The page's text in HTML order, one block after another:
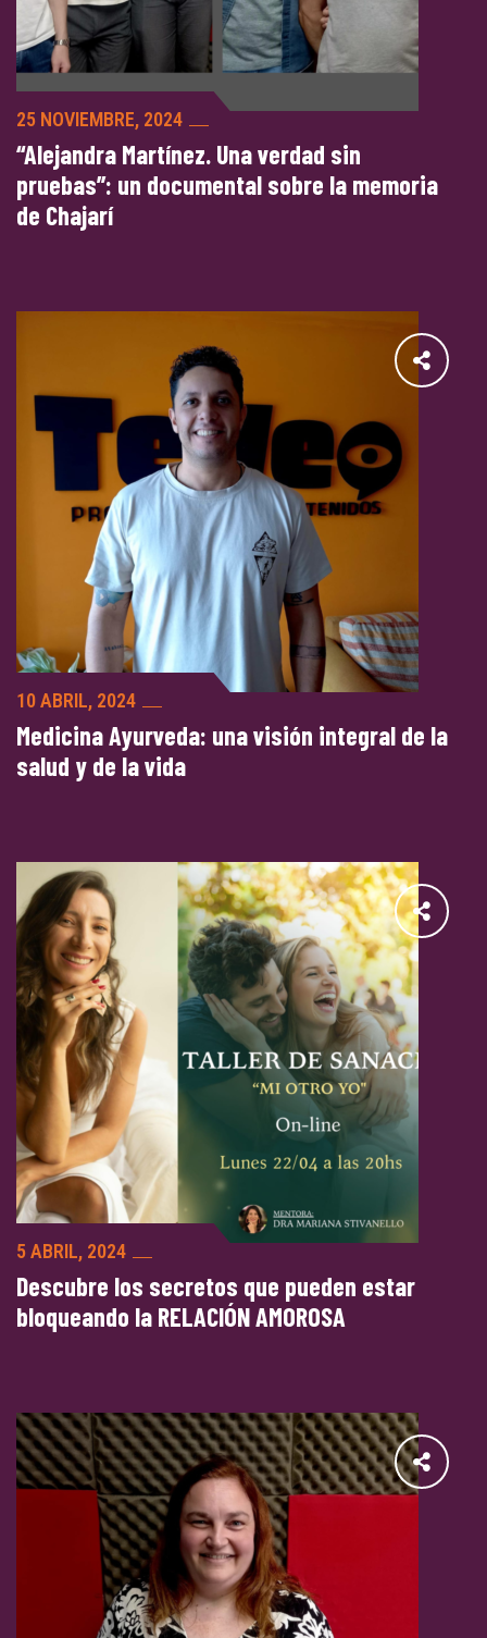
25 NOVIEMBRE, 2024
“Alejandra Martínez. Una verdad sin
pruebas”: un documental sobre la memoria
de Chajarí
10 ABRIL, 2024
Medicina Ayurveda: una visión integral de la
salud y de la vida
5 ABRIL, 2024
Descubre los secretos que pueden estar
bloqueando la RELACIÓN AMOROSA